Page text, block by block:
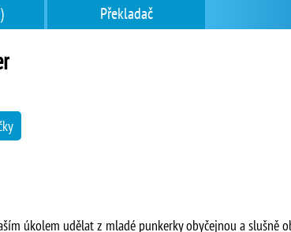
Překladač
úkolem udělat z mladé punkerky obyčejnou a slušně